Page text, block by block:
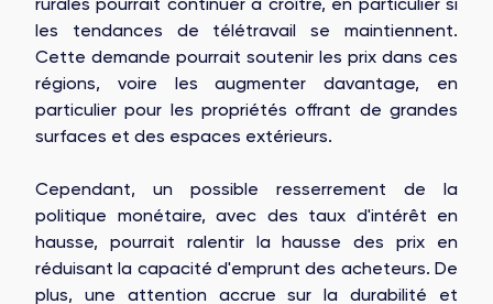
les tendances de télétravail se maintiennent.
Cette demande pourrait soutenir les prix dans ces
régions, voire les augmenter davantage, en
particulier pour les propriétés offrant de grandes
surfaces et des espaces extérieurs.
Cependant, un possible resserrement de la
politique monétaire, avec des taux d'intérêt en
hausse, pourrait ralentir la hausse des prix en
réduisant la capacité d'emprunt des acheteurs. De
plus, une attention accrue sur la durabilité et